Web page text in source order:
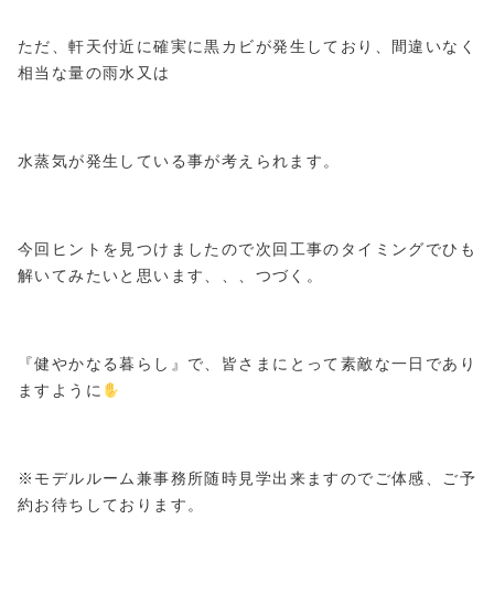
ただ、軒天付近に確実に黒カビが発生しており、間違いなく
相当な量の雨水又は
水蒸気が発生している事が考えられます。
今回ヒントを見つけましたので次回工事のタイミングでひも
解いてみたいと思います、、、つづく。
『健やかなる暮らし』で、皆さまにとって素敵な一日であり
ますように
※モデルルーム兼事務所随時見学出来ますのでご体感、ご予
約お待ちしております。